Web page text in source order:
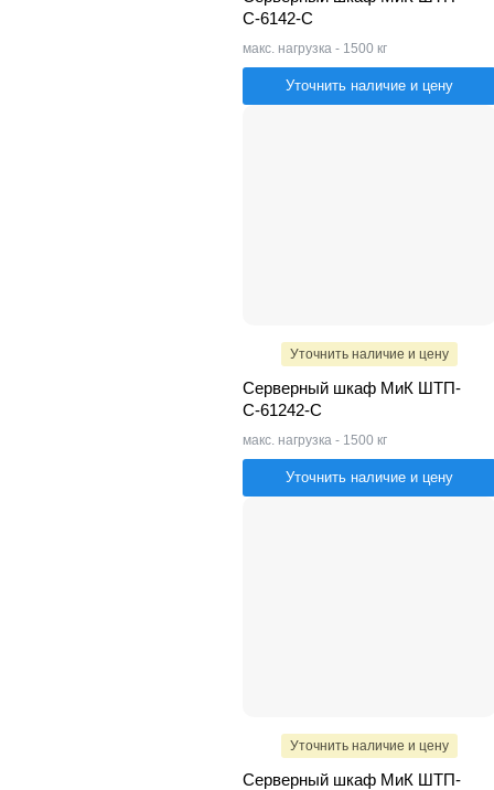
С-6142-C
макс. нагрузка - 1500 кг
Уточнить наличие и цену
Уточнить наличие и цену
Серверный шкаф МиК ШТП-
С-61242-C
макс. нагрузка - 1500 кг
Уточнить наличие и цену
Уточнить наличие и цену
Серверный шкаф МиК ШТП-